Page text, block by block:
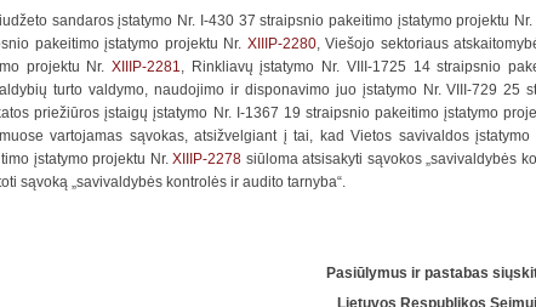
sandaros įstatymo Nr. I-430 37 straipsnio pakeitimo įstatymo projektu Nr.
pakeitimo įstatymo projektu Nr. XIIIP-2280, Viešojo sektoriaus
projektu Nr.XIIIP-2281, Rinkliavų įstatymo Nr. VIII-1725 14 straipsnio
turto valdymo, naudojimo ir disponavimo juo įstatymo Nr. VIII-729 25
priežiūros įstaigų įstatymo Nr. I-1367 19 straipsnio pakeitimo įstatymo
vartojamas sąvokas, atsižvelgiant į tai, kad Vietos savivaldos
įstatymo projektu Nr. XIIIP-2278 siūloma atsisakyti sąvokos „savivaldybės
sąvoką „savivaldybės kontrolės ir audito tarnyba“.
Pasiūlymus ir pastabas
Lietuvos Respublikos Seimui